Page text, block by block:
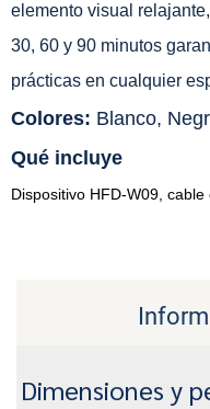
elemento visual
30, 60 y 90 minutos
prácticas en cualquier
Colores: Blanco,
Qué incluye
Dispositivo HFD-W09,
Dimensiones y